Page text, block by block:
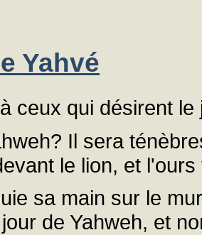
Yahvé
ceux qui désirent
Il sera
le lion, et
sa main sur le
de Yahweh, et